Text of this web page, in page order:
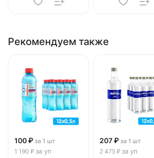
Рекомендуем также
100 ₽ за 1 шт
1 190 ₽ за уп
207 ₽ за 1 шт
2 475 ₽ за уп